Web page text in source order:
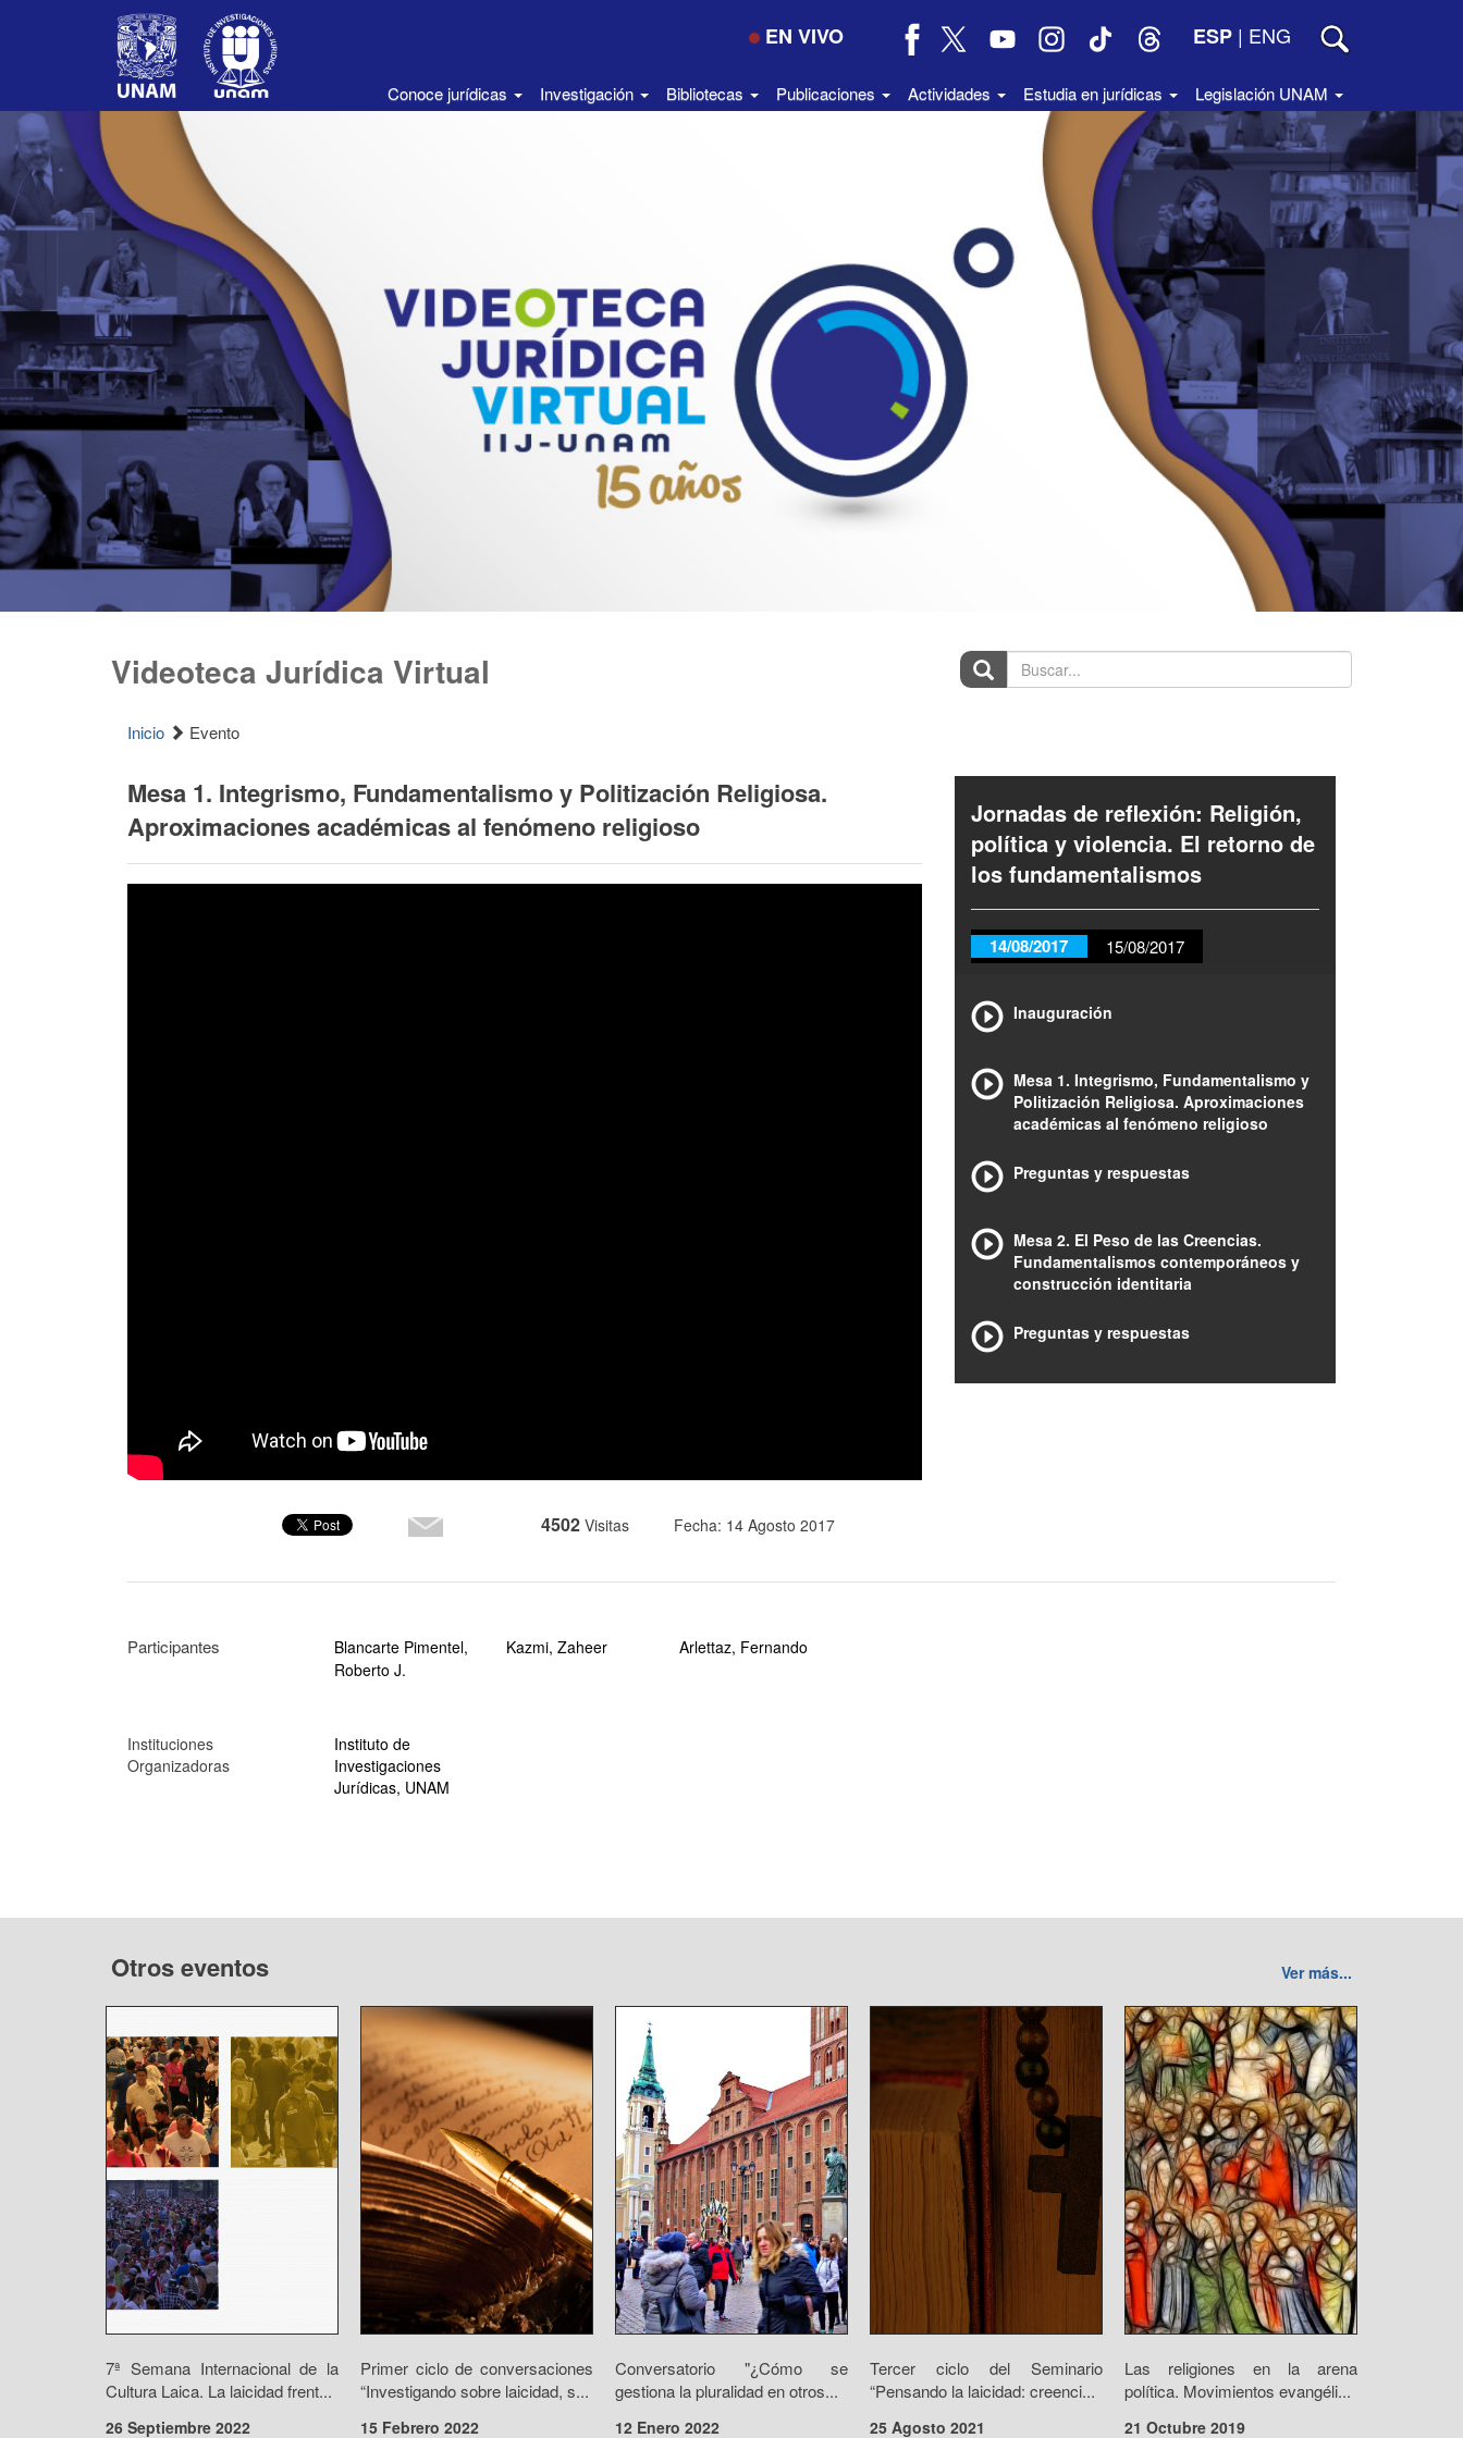
EN VIVO ESP | ENG
Conoce jurídicas Investigación Bibliotecas Publicaciones Actividades Estudia en jurídicas Legislación UNAM
Videoteca Jurídica Virtual Buscar...
Inicio Evento
Mesa 1. Integrismo, Fundamentalismo y Politización Religiosa.
Aproximaciones académicas al fenómeno religioso
4502 Visitas Fecha: 14 Agosto 2017
Jornadas de reflexión: Religión,
política y violencia. El retorno de
los fundamentalismos
14/08/2017 15/08/2017
Inauguración
Mesa 1. Integrismo, Fundamentalismo y
Politización Religiosa. Aproximaciones
académicas al fenómeno religioso
Preguntas y respuestas
Mesa 2. El Peso de las Creencias.
Fundamentalismos contemporáneos y
construcción identitaria
Preguntas y respuestas
Participantes
Blancarte Pimentel,
Roberto J.
Kazmi, Zaheer Arlettaz, Fernando
Instituciones
Organizadoras
Instituto de
Investigaciones
Jurídicas, UNAM
Otros eventos Ver más...
7ª Semana Internacional de la
Cultura Laica. La laicidad frent...
26 Septiembre 2022
Primer ciclo de conversaciones
“Investigando sobre laicidad, s...
15 Febrero 2022
Conversatorio "¿Cómo se
gestiona la pluralidad en otros...
12 Enero 2022
Tercer ciclo del Seminario
“Pensando la laicidad: creenci...
25 Agosto 2021
Las religiones en la arena
política. Movimientos evangéli...
21 Octubre 2019